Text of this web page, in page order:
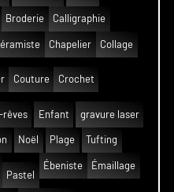
Broderie Calligraphie
Chapelier Collage
Couture Crochet
Enfant gravure laser
Noël Plage Tufting
Pastel
Ébeniste Émaillage